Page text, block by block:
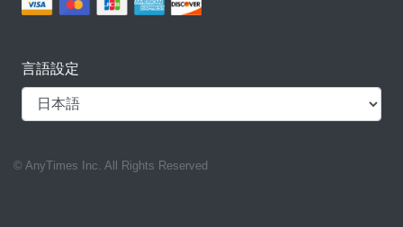
言語設定
© AnyTimes Inc. All Rights Reserved